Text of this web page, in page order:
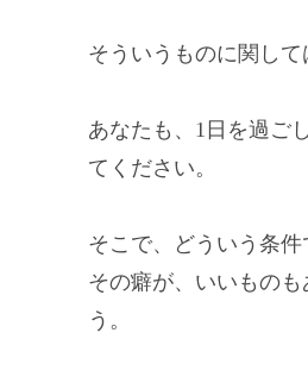
そういうものに関して
あなたも、1日を過ご
てください。
そこで、どういう条
その癖が、いいもの
う。